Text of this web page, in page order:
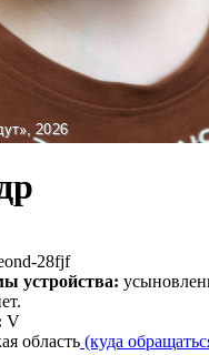
28fjf
устройства:
V
область (куда